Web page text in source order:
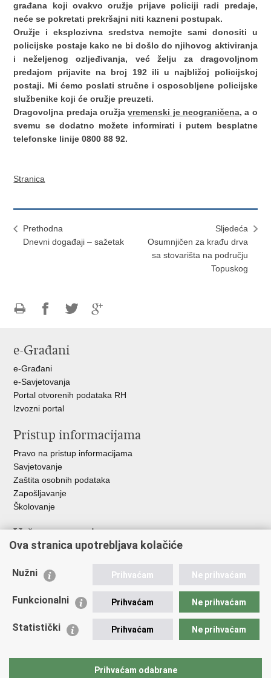
građana koji ovakvo oružje prijave policiji radi predaje,
neće se pokretati prekršajni niti kazneni postupak.
Oružje i eksplozivna sredstva nemojte sami donositi u
policijske postaje kako ne bi došlo do njihovog aktiviranja
i neželjenog ozljeđivanja, već želju za dragovoljnom
predajom prijavite na broj 192 ili u najbližoj policijskoj
postaji. Mi ćemo poslati stručne i osposobljene policijske
službenike koji će oružje preuzeti.
Dragovoljna predaja oružjavremenski je neograničena, a o
svemu se dodatno možete informirati i putem besplatne
telefonske linije 0800 88 92.
Stranica
Prethodna
Dnevni događaji – sažetak
Sljedeća
Osumnjičen za krađu drva
sa stovarišta na području
Topuskog
FacebookuTwitteru
e-Građani
e-Građani
e-Savjetovanja
Portal otvorenih podataka RH
Izvozni portal
Pristup informacijama
Pravo na pristup informacijama
Savjetovanje
Zaštita osobnih podataka
Zapošljavanje
Školovanje
Važne poveznice
Ministarstvo unutarnjih poslova
Udruge
Policijska akademija
Zaklada policijske solidarnosti
Vučetić"
Ova stranica upotrebljava kolačiće
Nužni Prihvaćam Ne prihvaćam
Funkcionalni Prihvaćam Ne prihvaćam
Statistički Prihvaćam Ne prihvaćam
Prihvaćam odabrane